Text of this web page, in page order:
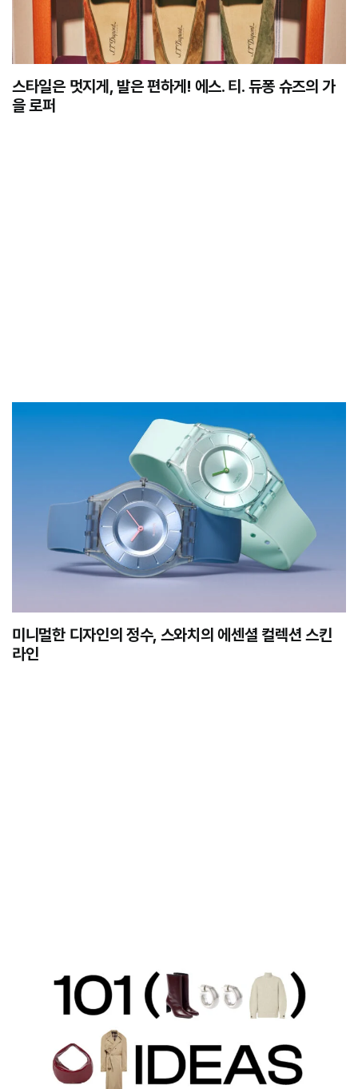
스타일은 멋지게, 발은 편하게! 에스. 티. 듀퐁 슈즈의 가
을 로퍼
미니멀한 디자인의 정수, 스와치의 에센셜 컬렉션 스킨
라인